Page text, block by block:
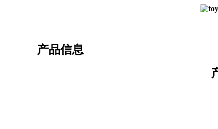
产品信息